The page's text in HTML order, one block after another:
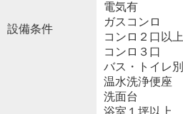
設備条件
電気有
ガスコンロ
コンロ２口以上
コンロ３口
バス・トイレ別
温水洗浄便座
洗面台